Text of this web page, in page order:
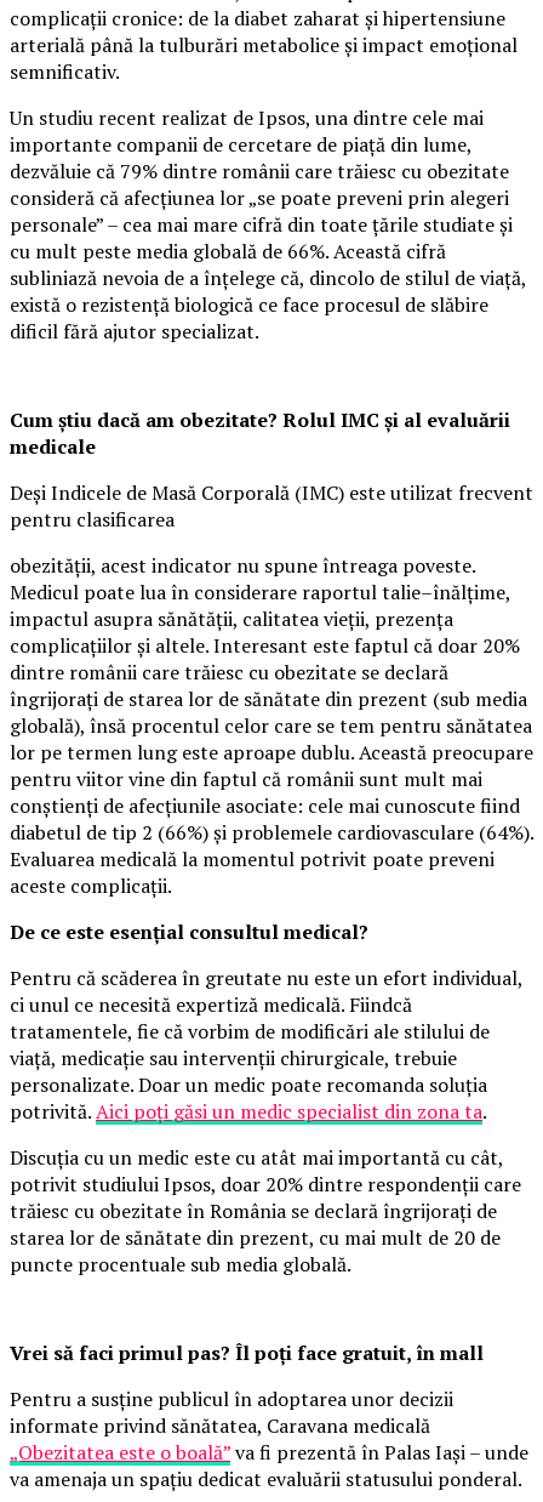
complicații cronice: de la diabet zaharat și hipertensiune
arterială până la tulburări metabolice și impact emoțional
semnificativ.
Un studiu recent realizat de Ipsos, una dintre cele mai
importante companii de cercetare de piață din lume,
dezvăluie că 79% dintre românii care trăiesc cu obezitate
consideră că afecțiunea lor „se poate preveni prin alegeri
personale” – cea mai mare cifră din toate țările studiate și
cu mult peste media globală de 66%. Această cifră
subliniază nevoia de a înțelege că, dincolo de stilul de viață,
există o rezistență biologică ce face procesul de slăbire
dificil fără ajutor specializat.
Cum știu dacă am obezitate? Rolul IMC și al evaluării
medicale
Deși Indicele de Masă Corporală (IMC) este utilizat frecvent
pentru clasificarea
obezității, acest indicator nu spune întreaga poveste.
Medicul poate lua în considerare raportul talie–înălțime,
impactul asupra sănătății, calitatea vieții, prezența
complicațiilor și altele. Interesant este faptul că doar 20%
dintre românii care trăiesc cu obezitate se declară
îngrijorați de starea lor de sănătate din prezent (sub media
globală), însă procentul celor care se tem pentru sănătatea
lor pe termen lung este aproape dublu. Această preocupare
pentru viitor vine din faptul că românii sunt mult mai
conștienți de afecțiunile asociate: cele mai cunoscute fiind
diabetul de tip 2 (66%) și problemele cardiovasculare (64%).
Evaluarea medicală la momentul potrivit poate preveni
aceste complicații.
De ce este esențial consultul medical?
Pentru că scăderea în greutate nu este un efort individual,
ci unul ce necesită expertiză medicală. Fiindcă
tratamentele, fie că vorbim de modificări ale stilului de
viață, medicație sau intervenții chirurgicale, trebuie
personalizate. Doar un medic poate recomanda soluția
potrivită.Aici poți găsi un medic specialist din zona ta.
Discuția cu un medic este cu atât mai importantă cu cât,
potrivit studiului Ipsos, doar 20% dintre respondenții care
trăiesc cu obezitate în România se declară îngrijorați de
starea lor de sănătate din prezent, cu mai mult de 20 de
puncte procentuale sub media globală.
Vrei să faci primul pas? Îl poți face gratuit, în mall
Pentru a susține publicul în adoptarea unor decizii
informate privind sănătatea, Caravana medicală
„Obezitatea este o boală”va fi prezentă în Palas Iași – unde
va amenaja un spațiu dedicat evaluării statusului ponderal.